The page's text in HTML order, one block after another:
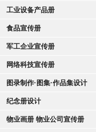
工业设备产品册
食品宣传册
军工企业宣传册
网络科技宣传册
图录制作·图集·作品集设计
纪念册设计
物业画册 物业公司宣传册